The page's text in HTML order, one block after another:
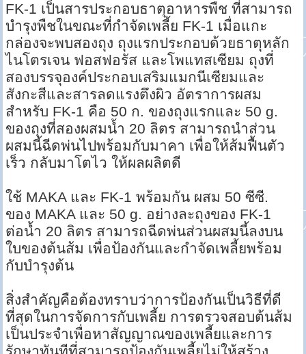
FK-1 เป็นสารประกอบธาตุอาหารพืช ที่สามารถ
บำรุงพืชในขณะที่กำจัดเพลี้ย FK-1 เมื่อแกะ
กล่องจะพบสองถุง ถุงแรกประกอบด้วยธาตุหลัก
ไนโตรเจน ฟอสฟอรัส และโพแทสเซียม ถุงที่
สองบรรจุองค์ประกอบเสริมแมกนีเซียมและ
สังกะสีและสารลดแรงตึงผิว อัตราการผสม
สำหรับ FK-1 คือ 50 ก. ของถุงแรกและ 50 g.
ของถุงที่สองผสมน้ำ 20 ลิตร สามารถนำส่วน
ผสมนี้ฉีดพ่นไปพร้อมกับมาคา เพื่อให้ส้มฟื้นตัว
เร็ว กลับมาโตไว ให้ผลผลิตดี
ใช้ MAKA และ FK-1 พร้อมกัน ผสม 50 ซีซี.
ของ MAKA และ 50 g. อย่างละถุงของ FK-1
ต่อน้ำ 20 ลิตร สามารถฉีดพ่นส่วนผสมนี้ลงบน
ใบของต้นส้ม เพื่อป้องกันและกำจัดเพลี้ยพร้อม
กับบำรุงต้น
สิ่งสำคัญคือต้องทราบว่าการป้องกันเป็นวิธีที่ดี
ที่สุดในการจัดการกับเพลี้ย การตรวจสอบต้นส้ม
เป็นประจำเพื่อหาสัญญาณของเพลี้ยและการ